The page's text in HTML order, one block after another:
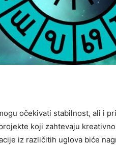
očekivati stabilnost, ali i
koji zahtevaju
iz različitih uglova biće